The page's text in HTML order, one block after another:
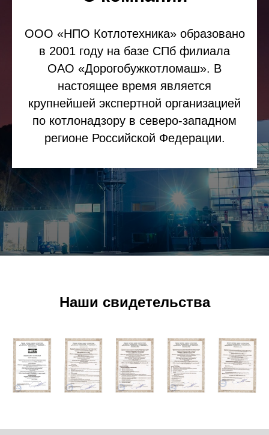
ООО «НПО Котлотехника» образовано
в 2001 году на базе СПб филиала
ОАО «Дорогобужкотломаш». В
настоящее время является
крупнейшей экспертной организацией
по котлонадзору в северо-западном
регионе Российской Федерации.
Наши свидетельства